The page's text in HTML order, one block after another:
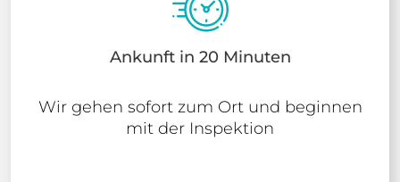
Ankunft in 20 Minuten
Wir gehen sofort zum Ort und beginnen
mit der Inspektion